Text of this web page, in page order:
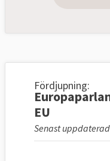
Fördjupning:
EU
Senast